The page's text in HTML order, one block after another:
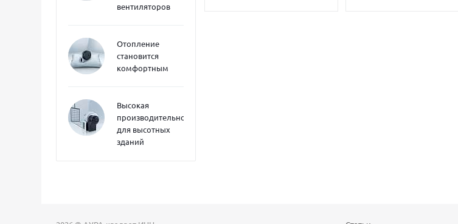
вентиляторов
Отопление
становится
комфортным
Высокая
производительность
для высотных
зданий